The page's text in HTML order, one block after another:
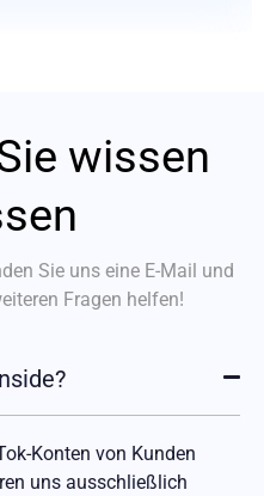
wissen
Sie uns eine E-Mail und
Fragen helfen!
Konten von Kunden
uns ausschließlich